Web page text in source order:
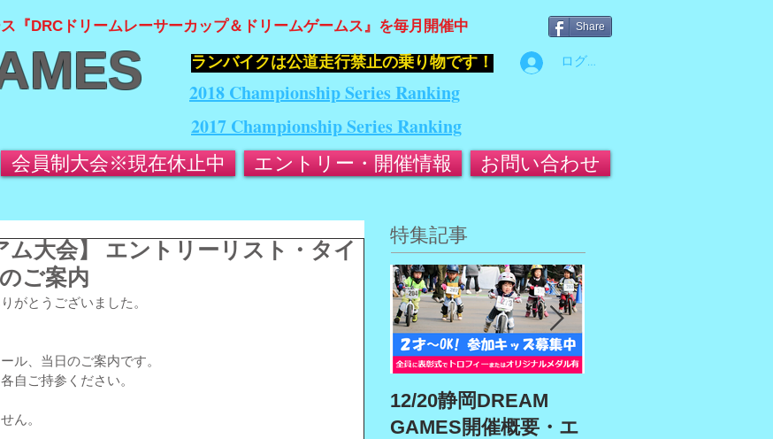
『DRCドリームレーサーカップ＆ドリームゲームス』を毎月開催中 Share
2017 Championship Series Ranking
2018 Championship Series Ranking
​ランバイクは公道走行禁止の乗り物です！ ログイン
会員制大会※現在休止中 エントリー・開催情報 お問い合わせ
ム大会】 エントリーリスト・タイ
ご案内
がとうございました。
ル、当日のご案内です。
自ご持参ください。
ん。
特集記事
12/20静岡DREAM
GAMES開催概要・エ